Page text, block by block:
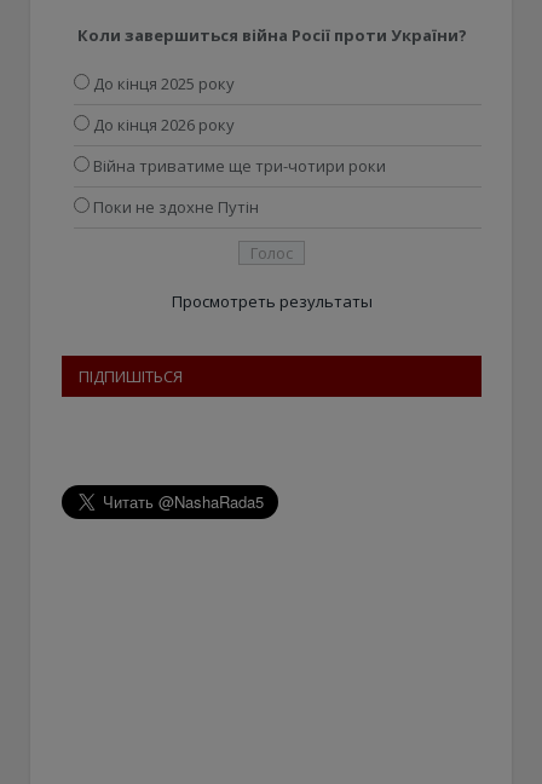
Коли завершиться війна Росії проти України?
До кінця 2025 року
До кінця 2026 року
Війна триватиме ще три-чотири роки
Поки не здохне Путін
Просмотреть результаты
ПІДПИШІТЬСЯ